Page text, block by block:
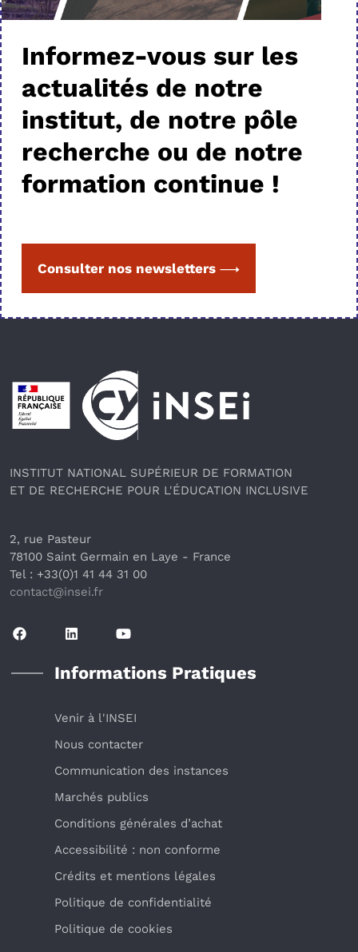
Informez-vous sur les
actualités de notre
institut, de notre pôle
recherche ou de notre
formation continue !
Consulter nos newsletters
Pied de page
INSTITUT NATIONAL SUPÉRIEUR DE FORMATION
ET DE RECHERCHE POUR L'ÉDUCATION INCLUSIVE
2, rue Pasteur
78100 Saint Germain en Laye - France
Tel : +33(0)1 41 44 31 00
contact@insei.fr
Informations Pratiques
Venir à l'INSEI
Nous contacter
Communication des instances
Marchés publics
Conditions générales d’achat
Accessibilité : non conforme
Crédits et mentions légales
Politique de confidentialité
Politique de cookies